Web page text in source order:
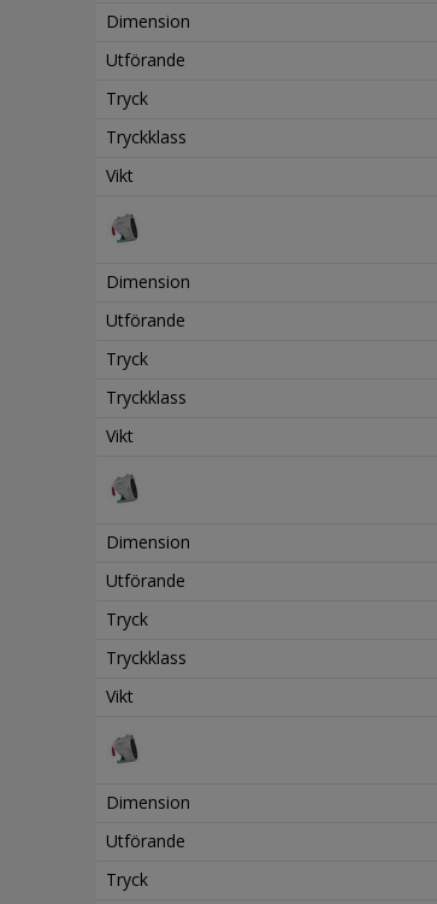
Dimension
Utförande
Tryck
Tryckklass
Vikt
Dimension
Utförande
Tryck
Tryckklass
Vikt
Dimension
Utförande
Tryck
Tryckklass
Vikt
Dimension
Utförande
Tryck